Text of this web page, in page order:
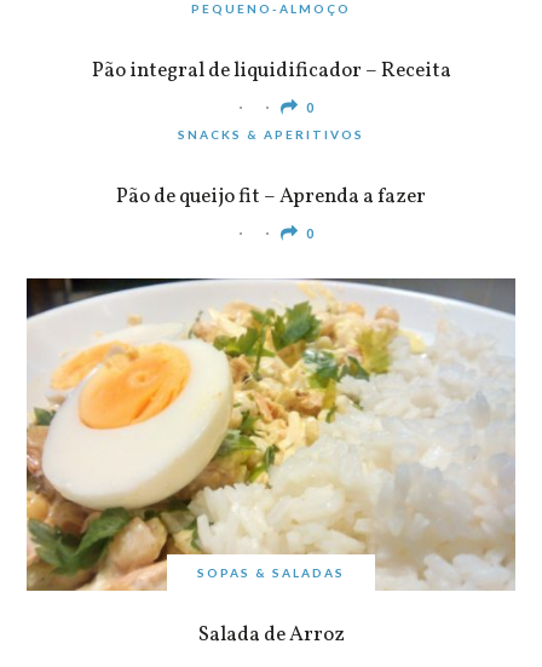
PEQUENO-ALMOÇO
Pão integral de liquidificador – Receita
0
SNACKS & APERITIVOS
Pão de queijo fit – Aprenda a fazer
0
SOPAS & SALADAS
Salada de Arroz